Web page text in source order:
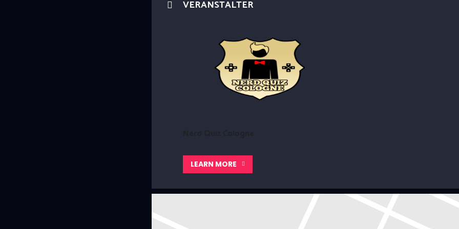
VERANSTALTER
LEARN MORE